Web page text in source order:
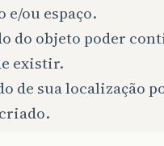
e/ou espaço.
do objeto poder
existir.
de sua localização